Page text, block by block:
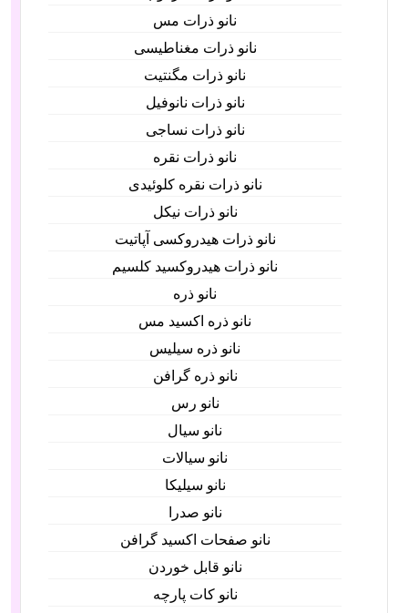
نانو ذرات مس
نانو ذرات مغناطیسی
نانو ذرات مگنتیت
نانو ذرات نانوفیل
نانو ذرات نساجی
نانو ذرات نقره
نانو ذرات نقره کلوئیدی
نانو ذرات نیکل
نانو ذرات هیدروکسی آپاتیت
نانو ذرات هیدروکسید کلسیم
نانو ذره
نانو ذره اکسید مس
نانو ذره سیلیس
نانو ذره گرافن
نانو رس
نانو سیال
نانو سیالات
نانو سیلیکا
نانو صدرا
نانو صفحات اکسید گرافن
نانو قابل خوردن
نانو کات پارچه